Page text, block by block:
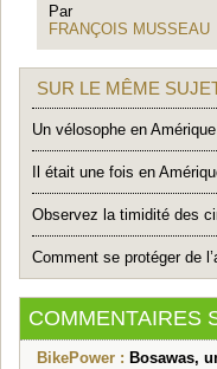
Par
FRANÇOIS MUSSEAU
SUR LE MÊME
Un vélosophe en
Il était une fois en
Observez la timidité des
Comment se protéger de
COMMENTAIRES
BikePower : Bosawas,